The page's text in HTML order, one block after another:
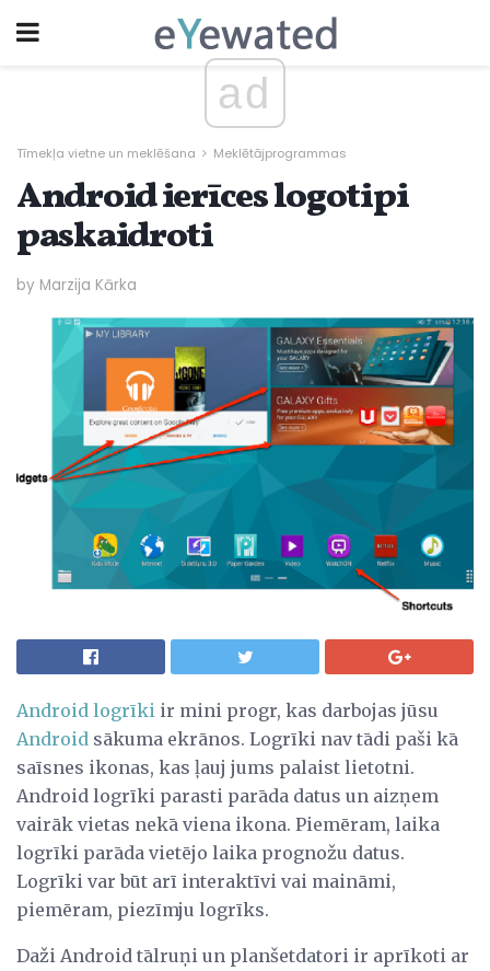
ad
Tīmekļa vietne un meklēšana Meklētājprogrammas
Android ierīces logotipi
paskaidroti
by Marzija Kārka
Android logrīki ir mini progr, kas darbojas jūsu
Android sākuma ekrānos. Logrīki nav tādi paši kā
saīsnes ikonas, kas ļauj jums palaist lietotni.
Android logrīki parasti parāda datus un aizņem
vairāk vietas nekā viena ikona. Piemēram, laika
logrīki parāda vietējo laika prognožu datus.
Logrīki var būt arī interaktīvi vai maināmi,
piemēram, piezīmju logrīks.
Daži Android tālruņi un planšetdatori ir aprīkoti ar